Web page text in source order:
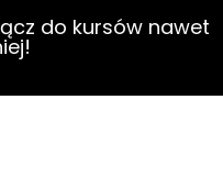
do kursów nawet